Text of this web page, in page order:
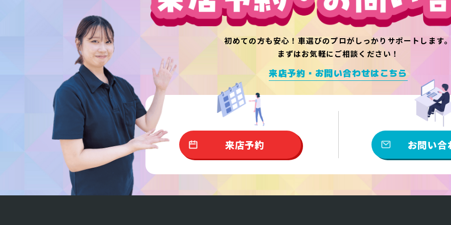
初めての方も安心！ 車選びのプロがしっかりサポートします
まずはお気軽にご相談ください！
来店予約・お問い合わせはこちら
来店予約 お問い合